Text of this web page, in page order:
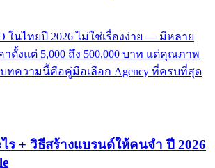
ในไทยปี 2026 ไม่ใช่เรื่องง่าย — มีหลาย
าตั้งแต่ 5,000 ถึง 500,000 บาท แต่คุณภาพ
บทความนี้คือคู่มือเลือก Agency ที่ครบที่สุด
ร + วิธีสร้างแบรนด์ให้คนจำ ปี 2026